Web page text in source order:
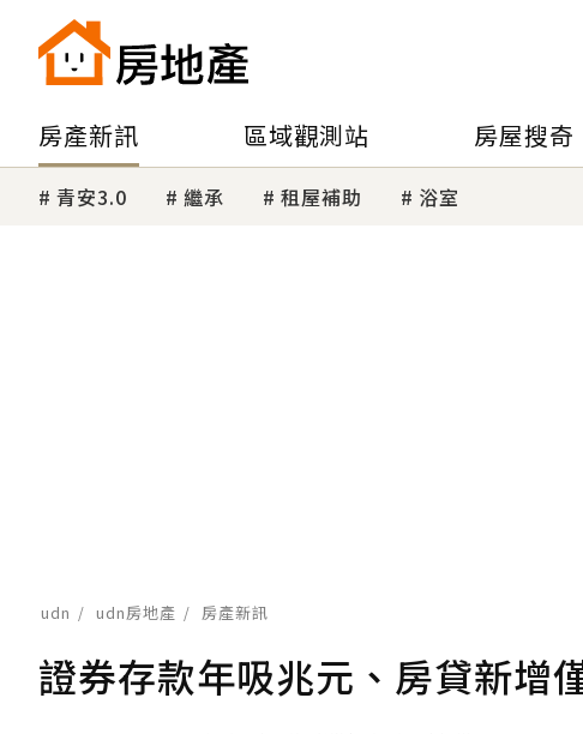
房產新訊 區域觀測站 房屋搜奇
青安3.0 繼承 租屋補助 浴室
udn udn房地產 房產新訊
證券存款年吸兆元、房貸新增